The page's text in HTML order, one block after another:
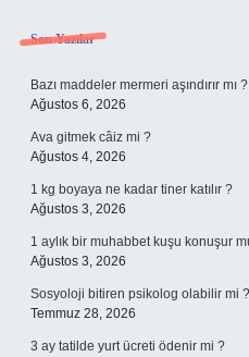
Sidebar
Son Yazılar
Bazı maddeler mermeri aşındırır mı ?
Ağustos 6, 2026
Ava gitmek câiz mi ?
Ağustos 4, 2026
1 kg boyaya ne kadar tiner katılır ?
Ağustos 3, 2026
1 aylık bir muhabbet kuşu konuşur
Ağustos 3, 2026
Sosyoloji bitiren psikolog olabilir mi ?
Temmuz 28, 2026
3 ay tatilde yurt ücreti ödenir mi ?